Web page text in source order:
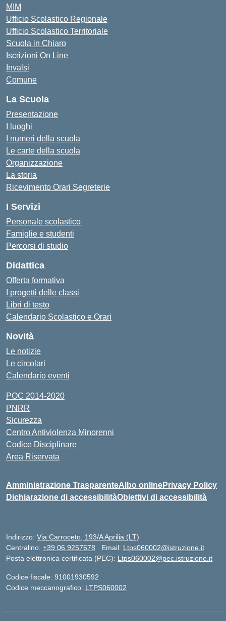
MIM
Ufficio Scolastico Regionale
Ufficio Scolastico Territoriale
Scuola in Chiaro
Iscrizioni On Line
Invalsi
Comune
La Scuola
Presentazione
I luoghi
I numeri della scuola
Le carte della scuola
Organizzazione
La storia
Ricevimento Orari Segreterie
I Servizi
Personale scolastico
Famiglie e studenti
Percorsi di studio
Didattica
Offerta formativa
I progetti delle classi
Libri di testo
Calendario Scolastico e Orari
Novità
Le notizie
Le circolari
Calendario eventi
POC 2014-2020
PNRR
Sicurezza
Centro Antiviolenza Minorenni
Codice Disciplinare
Area Riservata
Amministrazione TrasparenteAlbo onlinePrivacy Policy
Dichiarazione di accessibilitàObiettivi di accessibilità
Indirizzo: Via Carroceto, 193/A Aprilia (LT)
Centralino: +39 06 9257678 Email: Ltps060002@istruzione.it
Posta elettronica certificata (PEC): Ltps060002@pec.istruzione.it
Codice fiscale: 91001930592
Codice meccanografico: LTPS060002